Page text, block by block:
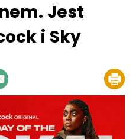
Jest
i Sky